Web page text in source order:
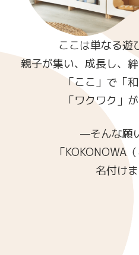
ここは単なる遊
親子が集い、成長し、
「ここ」で「
「ワクワク」
—そんな願
「KOKONOWA
名付けま